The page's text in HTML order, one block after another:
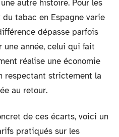
autre histoire. Pour les
tabac en Espagne varie
dépasse parfois
une année, celui qui fait
réalise une économie
respectant strictement la
au retour.
de ces écarts, voici un
pratiqués sur les